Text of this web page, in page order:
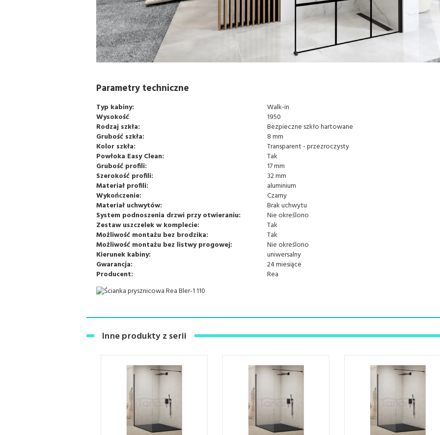
Parametry techniczne
Typ kabiny:
Walk-in
Wysokość
1950
Rodzaj szkła:
Bezpieczne szkło hartowane
Grubość szkła:
8 mm
Kolor szkła:
Transparent - przezroczysty
Powłoka Easy Clean:
Tak
Grubość profili:
17 mm
Szerokość profili:
32 mm
Materiał profili:
aluminium
Wykończenie:
Czarny
Materiał uchwytów:
Brak uchwytu
System podnoszenia drzwi przy otwieraniu:
Nie określono
Zestaw uszczelek w komplecie:
Tak
Możliwość montażu bez brodzika:
Tak
Możliwość montażu bez listwy progowej:
Nie określono
Kierunek kabiny:
uniwersalny
Gwarancja:
24 miesiące
Producent:
Rea
Inne produkty z serii